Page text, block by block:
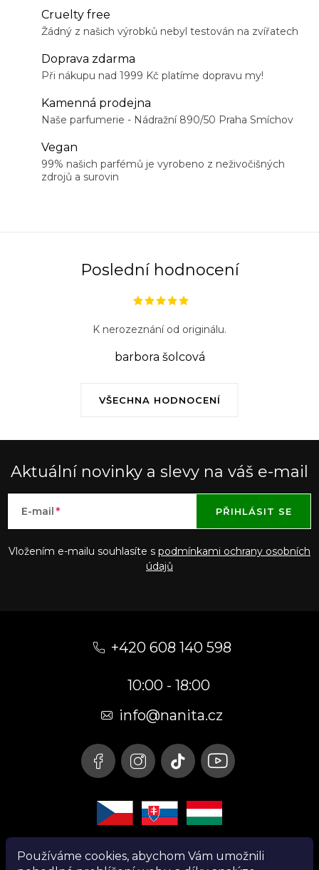
Používáme cookies, abychom Vám umožnili
Cruelty free
Žádný z našich výrobků nebyl testován na zvířatech
Doprava zdarma
Při nákupu nad 1999 Kč platíme dopravu my!
Kamenná prodejna
Naše parfumerie - Nádražní 890/50 Praha Smíchov
Vegan
99% našich parfémů je vyrobeno z neživočišných
zdrojů a surovin
Poslední hodnocení
VŠECHNA HODNOCENÍ
K nerozeznání od originálu.
barbora šolcová
Aktuální novinky a slevy na váš e-mail
E-mail
Vložením e-mailu souhlasíte s podmínkami ochrany osobních
údajů
PŘIHLÁSIT SE
+420 608 140 598
10:00 - 18:00
info@nanita.cz